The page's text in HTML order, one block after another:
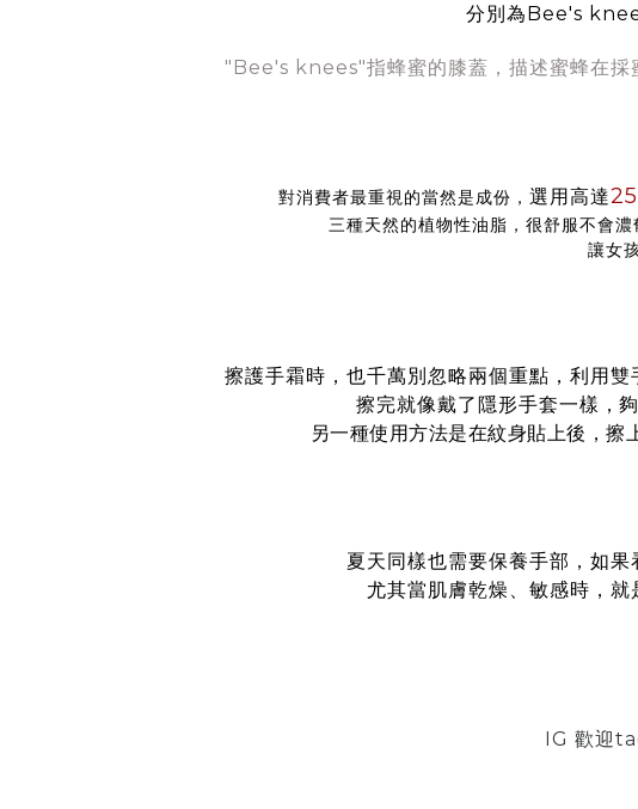
分別為Bee's
"Bee's knees"指蜂蜜的膝蓋，描述蜜蜂在採
對消費者最重視的當然是成份， 選用高達
三種天然的植物性油脂，很舒服不會
讓女
擦護手霜時，也千萬別忽略兩個重點，利用
擦完就像戴了隱形手套一樣 ，
另一種使用方法是在紋身貼上後，擦
夏天同樣也需要保養手部，如
尤其當肌膚乾燥、敏感時，
IG 歡迎